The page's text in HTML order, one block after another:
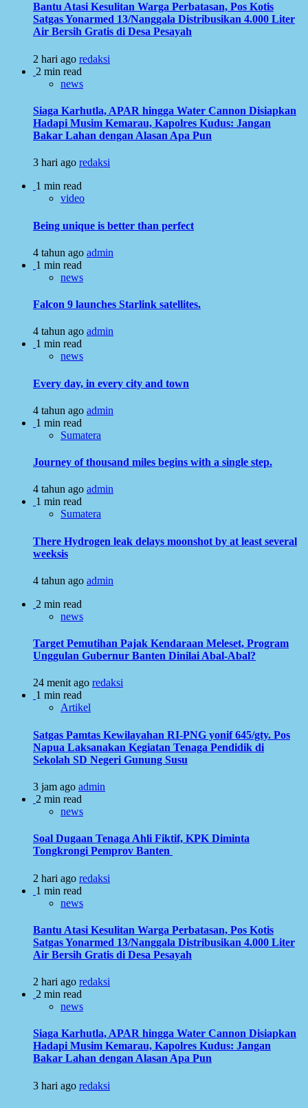
Bantu Atasi Kesulitan Warga Perbatasan, Pos Kotis
Satgas Yonarmed 13/Nanggala Distribusikan 4.000 Liter
Air Bersih Gratis di Desa Pesayah
2 hari ago redaksi
2 min read
news
Siaga Karhutla, APAR hingga Water Cannon Disiapkan
Hadapi Musim Kemarau, Kapolres Kudus: Jangan
Bakar Lahan dengan Alasan Apa Pun
3 hari ago redaksi
1 min read
video
Being unique is better than perfect
4 tahun ago admin
1 min read
news
Falcon 9 launches Starlink satellites.
4 tahun ago admin
1 min read
news
Every day, in every city and town
4 tahun ago admin
1 min read
Sumatera
Journey of thousand miles begins with a single step.
4 tahun ago admin
1 min read
Sumatera
There Hydrogen leak delays moonshot by at least several
weeksis
4 tahun ago admin
2 min read
news
Target Pemutihan Pajak Kendaraan Meleset, Program
Unggulan Gubernur Banten Dinilai Abal-Abal?
24 menit ago redaksi
1 min read
Artikel
Satgas Pamtas Kewilayahan RI-PNG yonif 645/gty. Pos
Napua Laksanakan Kegiatan Tenaga Pendidik di
Sekolah SD Negeri Gunung Susu
3 jam ago admin
2 min read
news
Soal Dugaan Tenaga Ahli Fiktif, KPK Diminta
Tongkrongi Pemprov Banten
2 hari ago redaksi
1 min read
news
Bantu Atasi Kesulitan Warga Perbatasan, Pos Kotis
Satgas Yonarmed 13/Nanggala Distribusikan 4.000 Liter
Air Bersih Gratis di Desa Pesayah
2 hari ago redaksi
2 min read
news
Siaga Karhutla, APAR hingga Water Cannon Disiapkan
Hadapi Musim Kemarau, Kapolres Kudus: Jangan
Bakar Lahan dengan Alasan Apa Pun
3 hari ago redaksi